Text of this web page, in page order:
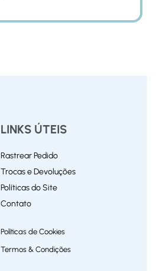
LINKS ÚTEIS
Rastrear Pedido
Trocas e Devoluções
Políticas do Site
Contato
Políticas de Cookies
Termos & Condições